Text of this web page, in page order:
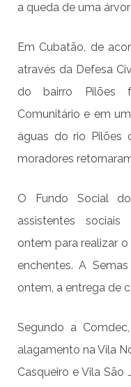
a queda de uma
Em Cubatão, de
através da Defesa
do bairro Pilões
Comunitário e em
águas do rio Pilões
moradores
O Fundo Social
assistentes
ontem para realizar
enchentes. A
ontem, a entrega de
Segundo a
alagamento na Vila
Casqueiro e Vila São